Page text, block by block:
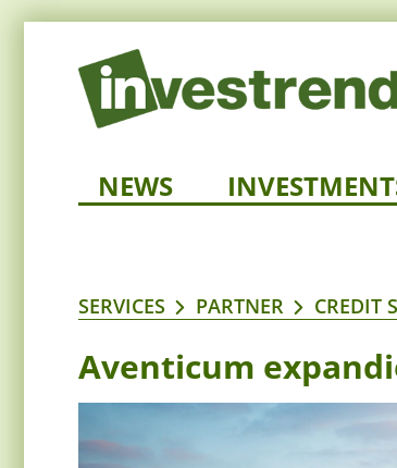
NEWS
SERVICES PARTNER CREDIT
Aventicum